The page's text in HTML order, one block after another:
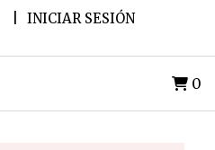
INICIAR SESIÓN
0